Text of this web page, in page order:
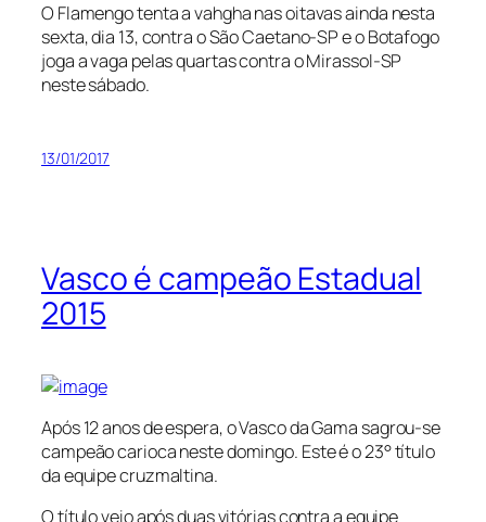
O Flamengo tenta a vahgha nas oitavas ainda nesta
sexta, dia 13, contra o São Caetano-SP e o Botafogo
joga a vaga pelas quartas contra o Mirassol-SP
neste sábado.
13/01/2017
Vasco é campeão Estadual
2015
Após 12 anos de espera, o Vasco da Gama sagrou-se
campeão carioca neste domingo. Este é o 23° título
da equipe cruzmaltina.
O título veio após duas vitórias contra a equipe